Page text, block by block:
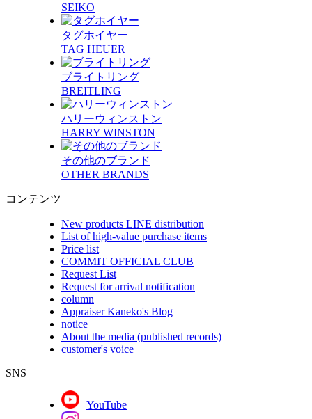
SEIKO
タグホイヤー
TAG HEUER
ブライトリング
BREITLING
ハリーウィンストン
HARRY WINSTON
その他のブランド
OTHER BRANDS
コンテンツ
New products LINE distribution
List of high-value purchase items
Price list
COMMIT OFFICIAL CLUB
Request List
Request for arrival notification
column
Appraiser Kaneko's Blog
notice
About the media (published records)
customer's voice
SNS
YouTube